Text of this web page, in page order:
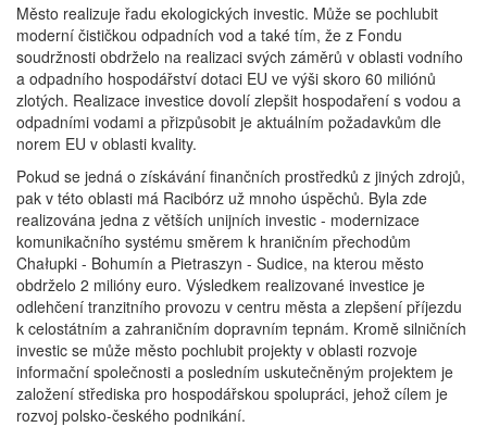
Město realizuje řadu ekologických investic. Může se pochlubit
moderní čističkou odpadních vod a také tím, že z Fondu
soudržnosti obdrželo na realizaci svých záměrů v oblasti vodního
a odpadního hospodářství dotaci EU ve výši skoro 60 miliónů
zlotých. Realizace investice dovolí zlepšit hospodaření s vodou a
odpadními vodami a přizpůsobit je aktuálním požadavkům dle
norem EU v oblasti kvality.
Pokud se jedná o získávání finančních prostředků z jiných zdrojů,
pak v této oblasti má Racibórz už mnoho úspěchů. Byla zde
realizována jedna z větších unijních investic - modernizace
komunikačního systému směrem k hraničním přechodům
Chałupki - Bohumín a Pietraszyn - Sudice, na kterou město
obdrželo 2 milióny euro. Výsledkem realizované investice je
odlehčení tranzitního provozu v centru města a zlepšení příjezdu
k celostátním a zahraničním dopravním tepnám. Kromě silničních
investic se může město pochlubit projekty v oblasti rozvoje
informační společnosti a posledním uskutečněným projektem je
založení střediska pro hospodářskou spolupráci, jehož cílem je
rozvoj polsko-českého podnikání.